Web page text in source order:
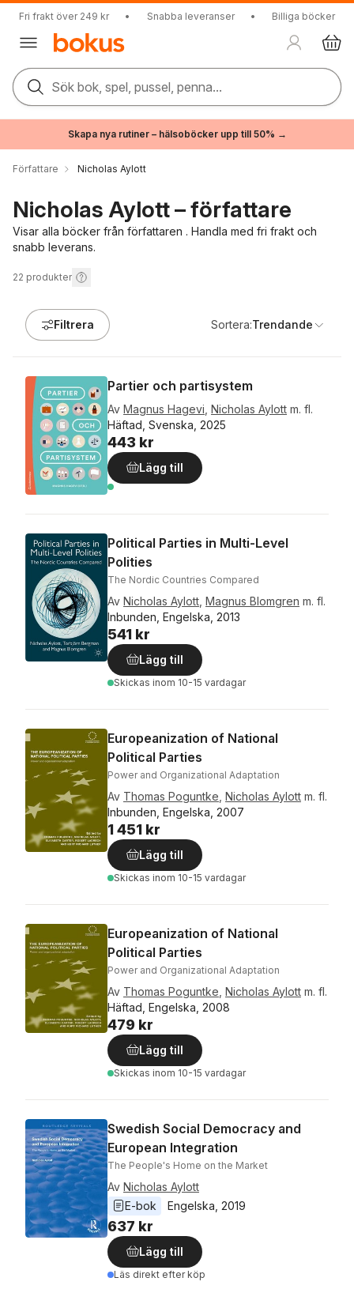
Fri frakt över 249 kr • Snabba leveranser • Billiga böcker
Sök bok, spel, pussel, penna...
Skapa nya rutiner – hälsoböcker upp till 50% →
Författare Nicholas Aylott
Nicholas Aylott – författare
Visar alla böcker från författaren . Handla med fri frakt och
snabb leverans.
22 produkter
Filtrera Sortera:Trendande
Partier och partisystem
Av Magnus Hagevi Nicholas Aylott m. fl.
Häftad, Svenska, 2025
443 kr
Lägg till
Political Parties in Multi-Level
Polities
The Nordic Countries Compared
Av Nicholas Aylott Magnus Blomgren m. fl.
Inbunden, Engelska, 2013
541 kr
Lägg till
Skickas inom 10-15 vardagar
Europeanization of National
Political Parties
Power and Organizational Adaptation
Av Thomas Poguntke Nicholas Aylott m. fl.
Inbunden, Engelska, 2007
1 451 kr
Lägg till
Skickas inom 10-15 vardagar
Europeanization of National
Political Parties
Power and Organizational Adaptation
Av Thomas Poguntke Nicholas Aylott m. fl.
Häftad, Engelska, 2008
479 kr
Lägg till
Skickas inom 10-15 vardagar
Swedish Social Democracy and
European Integration
The People's Home on the Market
Av Nicholas Aylott
E-bok
Engelska 2019
637 kr
Lägg till
Läs direkt efter köp